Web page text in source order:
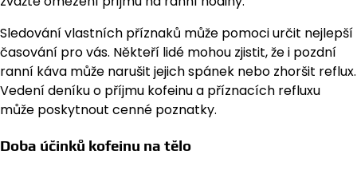
Sledování vlastních příznaků může pomoci určit nejlepší
časování pro vás. Někteří lidé mohou zjistit, že i pozdní
ranní káva může narušit jejich spánek nebo zhoršit reflux.
Vedení deníku o příjmu kofeinu a příznacích refluxu
může poskytnout cenné poznatky.
Doba účinků kofeinu na tělo